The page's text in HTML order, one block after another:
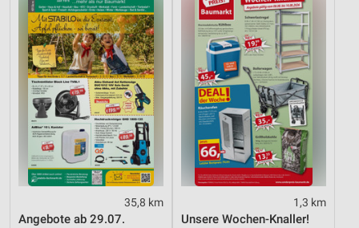
35,8 km
Angebote ab 29.07.
1,3 km
Unsere Wochen-Knaller!
Werbung